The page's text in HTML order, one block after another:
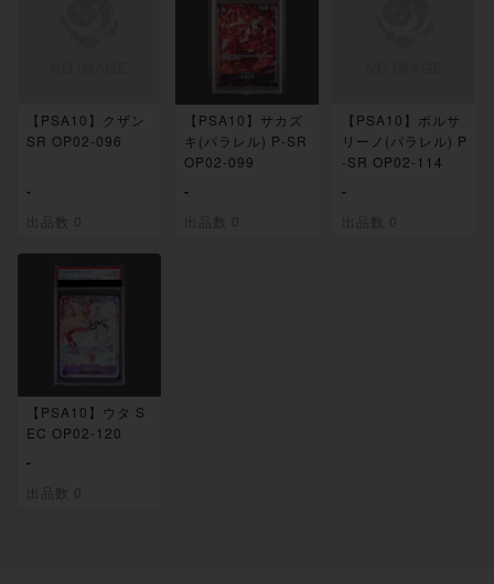
【PSA10】クザン
SR OP02-096
-
出品数 0
【PSA10】サカズ
キ(パラレル) P-SR
OP02-099
-
出品数 0
【PSA10】ボルサ
リーノ(パラレル) P
-SR OP02-114
-
出品数 0
【PSA10】ウタ S
EC OP02-120
-
出品数 0